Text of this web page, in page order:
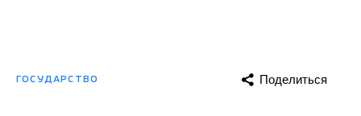
ГОСУДАРСТВО Поделиться